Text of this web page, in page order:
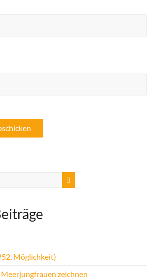
Möglichkeit)
zeichnen